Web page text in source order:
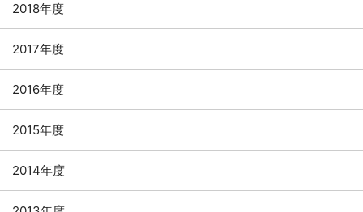
2018年度
2017年度
2016年度
2015年度
2014年度